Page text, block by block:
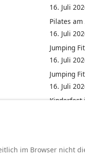
16. Juli
Pilates am
16. Juli
Jumping
16. Juli
Jumping
16. Juli
Kinderfest
im Browser nicht